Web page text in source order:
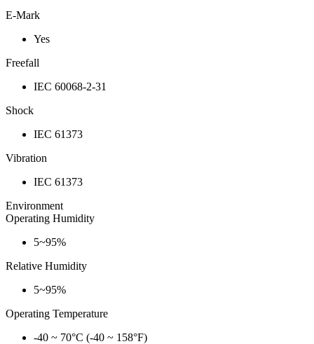
E-Mark
Yes
Freefall
IEC 60068-2-31
Shock
IEC 61373
Vibration
IEC 61373
Environment
Operating Humidity
5~95%
Relative Humidity
5~95%
Operating Temperature
-40 ~ 70°C (-40 ~ 158°F)